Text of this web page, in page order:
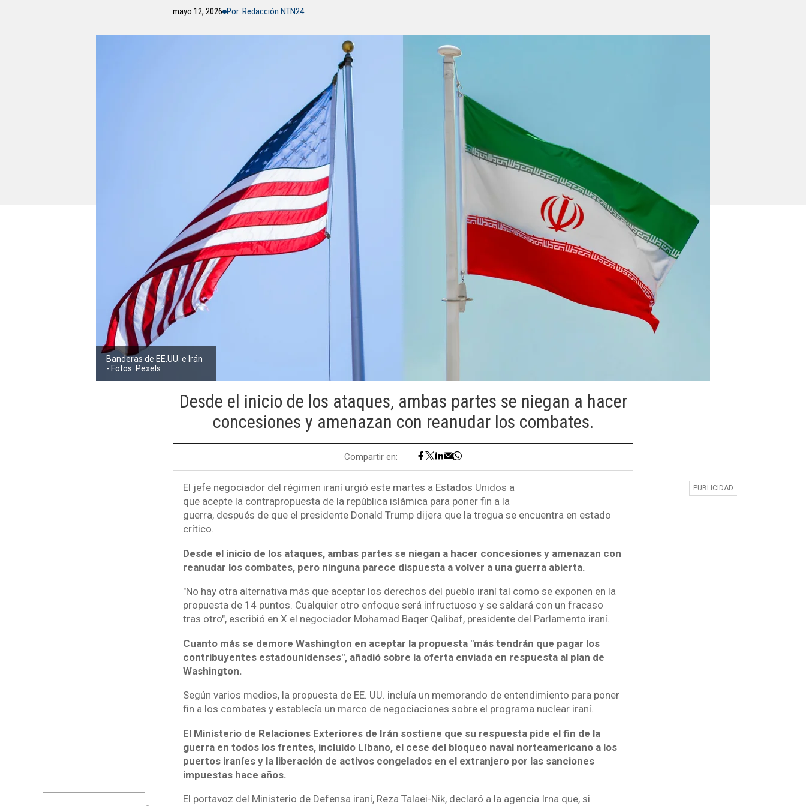
mayo 12, 2026 Por: Redacción NTN24
Banderas de EE.UU. e Irán
- Fotos: Pexels
Desde el inicio de los ataques, ambas partes se niegan a hacer
concesiones y amenazan con reanudar los combates.
Compartir en:
El jefe negociador del régimen iraní urgió este martes a Estados Unidos a
que acepte la contrapropuesta de la república islámica para poner fin a la
guerra, después de que el presidente Donald Trump dijera que la tregua se encuentra en estado
crítico.
Desde el inicio de los ataques, ambas partes se niegan a hacer concesiones y amenazan con
reanudar los combates, pero ninguna parece dispuesta a volver a una guerra abierta.
"No hay otra alternativa más que aceptar los derechos del pueblo iraní tal como se exponen en la
propuesta de 14 puntos. Cualquier otro enfoque será infructuoso y se saldará con un fracaso
tras otro", escribió en X el negociador Mohamad Baqer Qalibaf, presidente del Parlamento iraní.
Cuanto más se demore Washington en aceptar la propuesta "más tendrán que pagar los
contribuyentes estadounidenses", añadió sobre la oferta enviada en respuesta al plan de
Washington.
Según varios medios, la propuesta de EE. UU. incluía un memorando de entendimiento para poner
fin a los combates y establecía un marco de negociaciones sobre el programa nuclear iraní.
El Ministerio de Relaciones Exteriores de Irán sostiene que su respuesta pide el fin de la
guerra en todos los frentes, incluido Líbano, el cese del bloqueo naval norteamericano a los
puertos iraníes y la liberación de activos congelados en el extranjero por las sanciones
impuestas hace años.
El portavoz del Ministerio de Defensa iraní, Reza Talaei-Nik, declaró a la agencia Irna que, si